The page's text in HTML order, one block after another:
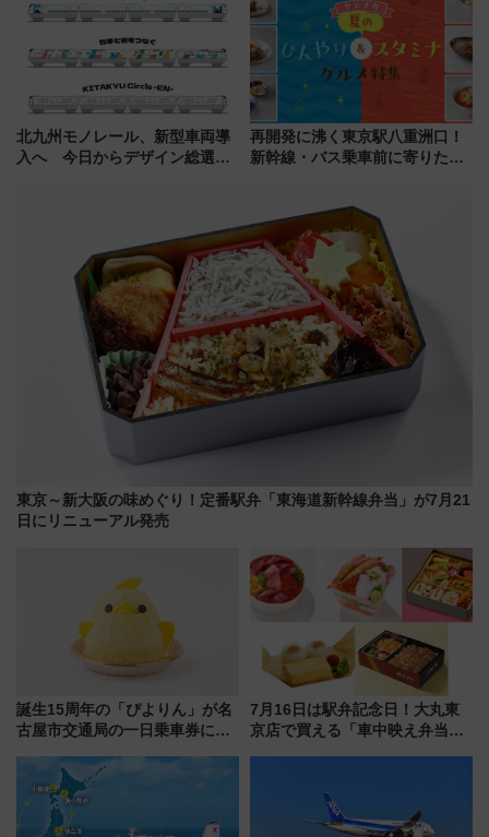
旅行術
グ】
北九州モノレール、新型車両導
入へ 今日からデザイン総選挙
再開発に沸く東京駅八重洲口！
新幹線・バス乗車前に寄りたい
店舗も！】
東京～新大阪の味めぐり！定番駅弁「東海道新幹線弁当」が7月21
日にリニューアル発売
誕生15周年の「ぴよりん」が名
古屋市交通局の一日乗車券に！
定1万5000枚】
7月16日は駅弁記念日！大丸東
京店で買える「車中映え弁当」